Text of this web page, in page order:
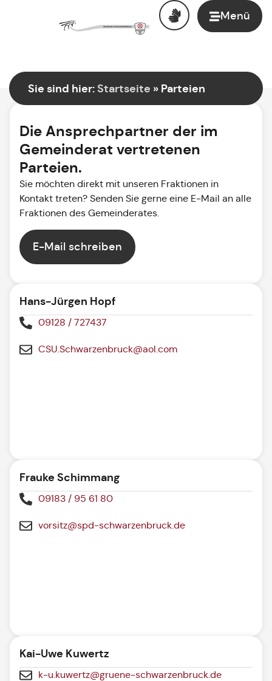
Menü
Sie sind hier:Startseite » Parteien
Die Ansprechpartner der im
Gemeinderat vertretenen
Parteien.
Sie möchten direkt mit unseren Fraktionen in
Kontakt treten? Senden Sie gerne eine E-Mail an alle
Fraktionen des Gemeinderates.
E-Mail schreiben
Hans-Jürgen Hopf
09128 / 727437
CSU.Schwarzenbruck@aol.com
Frauke Schimmang
09183 / 95 61 80
vorsitz@spd-schwarzenbruck.de
Kai-Uwe Kuwertz
k-u.kuwertz@gruene-schwarzenbruck.de